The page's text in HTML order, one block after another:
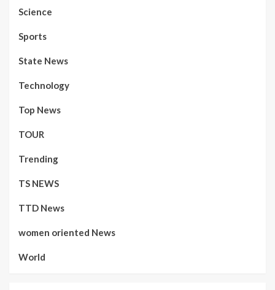
Science
Sports
State News
Technology
Top News
TOUR
Trending
TS NEWS
TTD News
women oriented News
World